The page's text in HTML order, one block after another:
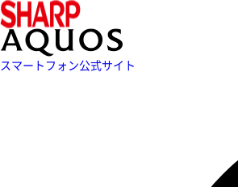
スマートフォン公式サイト